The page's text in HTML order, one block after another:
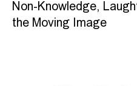
Non-Knowledge,
the Moving Image